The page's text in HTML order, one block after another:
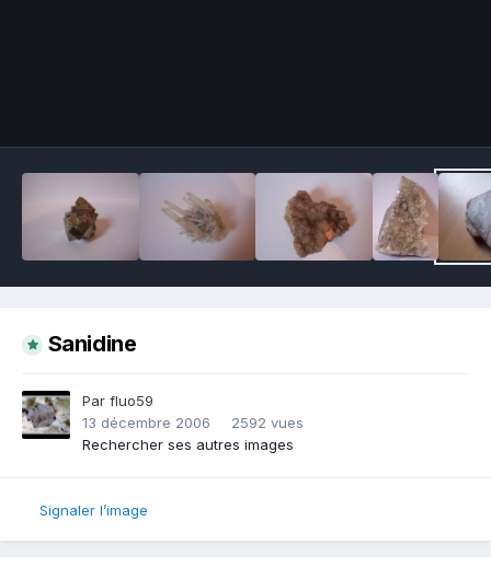
Sanidine
Par fluo59
13 décembre 2006
2592 vues
Rechercher ses autres images
Signaler l’image